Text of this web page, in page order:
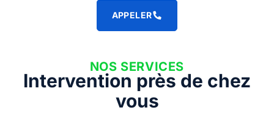
APPELER
NOS SERVICES
Intervention près de chez
vous